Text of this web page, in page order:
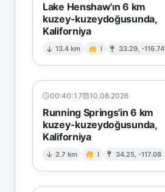
Lake Henshaw'ın 6 km
kuzey-kuzeydoğusunda,
Kaliforniya
13.4 km I 33.29, -116.74
00:40:17 10.08.2026
Running Springs'in 6 km
kuzey-kuzeydoğusunda,
Kaliforniya
2.7 km I 34.25, -117.08